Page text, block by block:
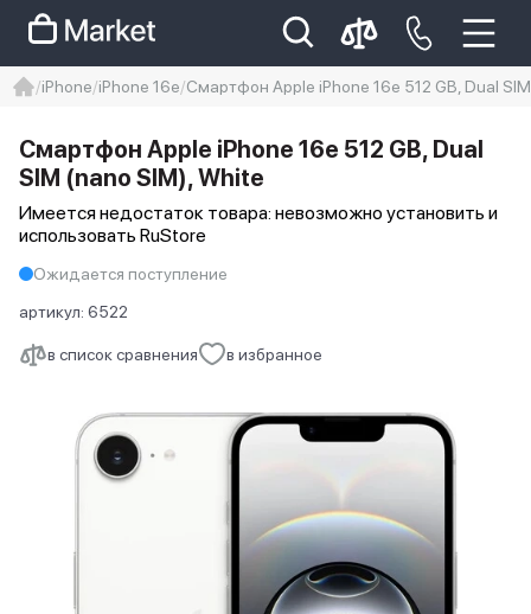
Iphone 14 pro max
айфон 14
iPhone iPhone 16e Смартфон Apple iPhone 16e 512 GB, Dual
в список сравнения в избранное
Смартфон Apple iPhone 16e 512 GB, Dual
SIM (nano SIM), White
Имеется недостаток товара: невозможно установить и
использовать RuStore
Ожидается поступление
артикул: 6522